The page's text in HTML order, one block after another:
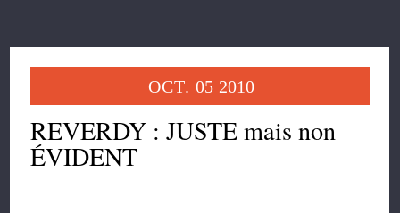
OCT. 05 2010
REVERDY : JUSTE mais non
ÉVIDENT